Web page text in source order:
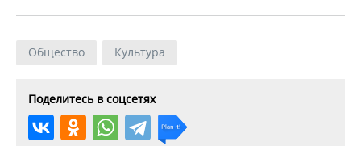
Общество Культура
Поделитесь в соцсетях